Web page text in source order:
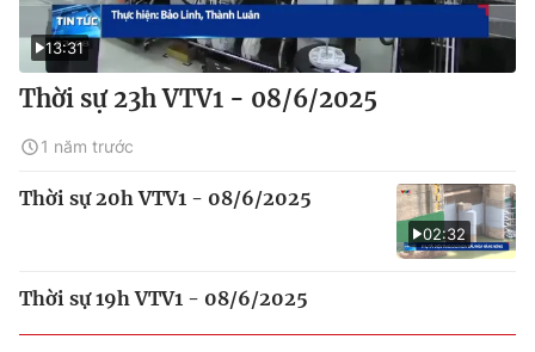
13:31
Thời sự 23h VTV1 - 08/6/2025
1 năm trước
02:32
Thời sự 20h VTV1 - 08/6/2025
Thời sự 19h VTV1 - 08/6/2025